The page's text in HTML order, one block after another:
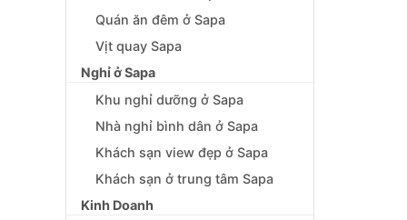
Quán ăn đêm ở Sapa
Vịt quay Sapa
Nghỉ ở Sapa
Khu nghỉ dưỡng ở Sapa
Nhà nghỉ bình dân ở Sapa
Khách sạn view đẹp ở Sapa
Khách sạn ở trung tâm Sapa
Kinh Doanh